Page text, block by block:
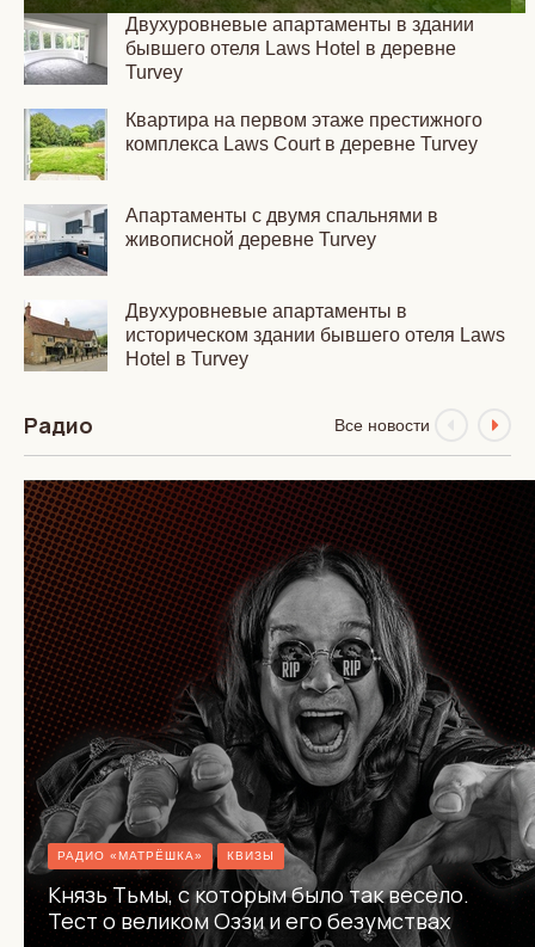
Двухуровневые апартаменты в здании
бывшего отеля Laws Hotel в деревне
Turvey
Квартира на первом этаже престижного
комплекса Laws Court в деревне Turvey
Апартаменты с двумя спальнями в
живописной деревне Turvey
Двухуровневые апартаменты в
историческом здании бывшего отеля Laws
Hotel в Turvey
Радио Все новости
РАДИО «МАТРЁШКА» КВИЗЫ
Князь Тьмы, с которым было так весело.
Тест о великом Оззи и его безумствах